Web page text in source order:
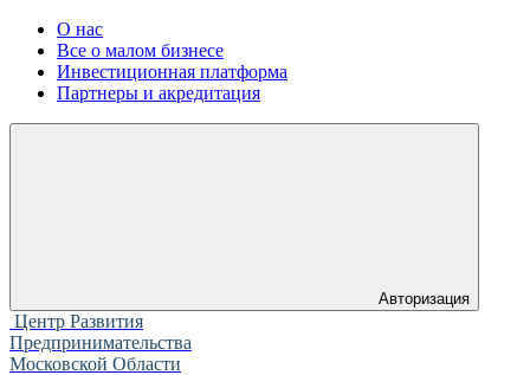
О нас
Все о малом бизнесе
Инвестиционная платформа
Партнеры и акредитация
Авторизация
Центр Развития
Предпринимательства
Московской Области